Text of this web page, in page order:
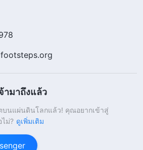
งานของเขาและปูมหลังของการ
าทรงใช้ได้รับการอุ้มชูขึ้นมาโดย
ระเตรียมเขาไว้สำหรับพระราช
ตลอดงานของพระเจ้า ในขณะ
นการเสร็จสิ้นโดยคนทำงานคน
ามาถึงแล้ว
บนแผ่นดินโลกแล้ว! คุณอยากเข้าสู่
ม่? ดูเพิ่มเติม